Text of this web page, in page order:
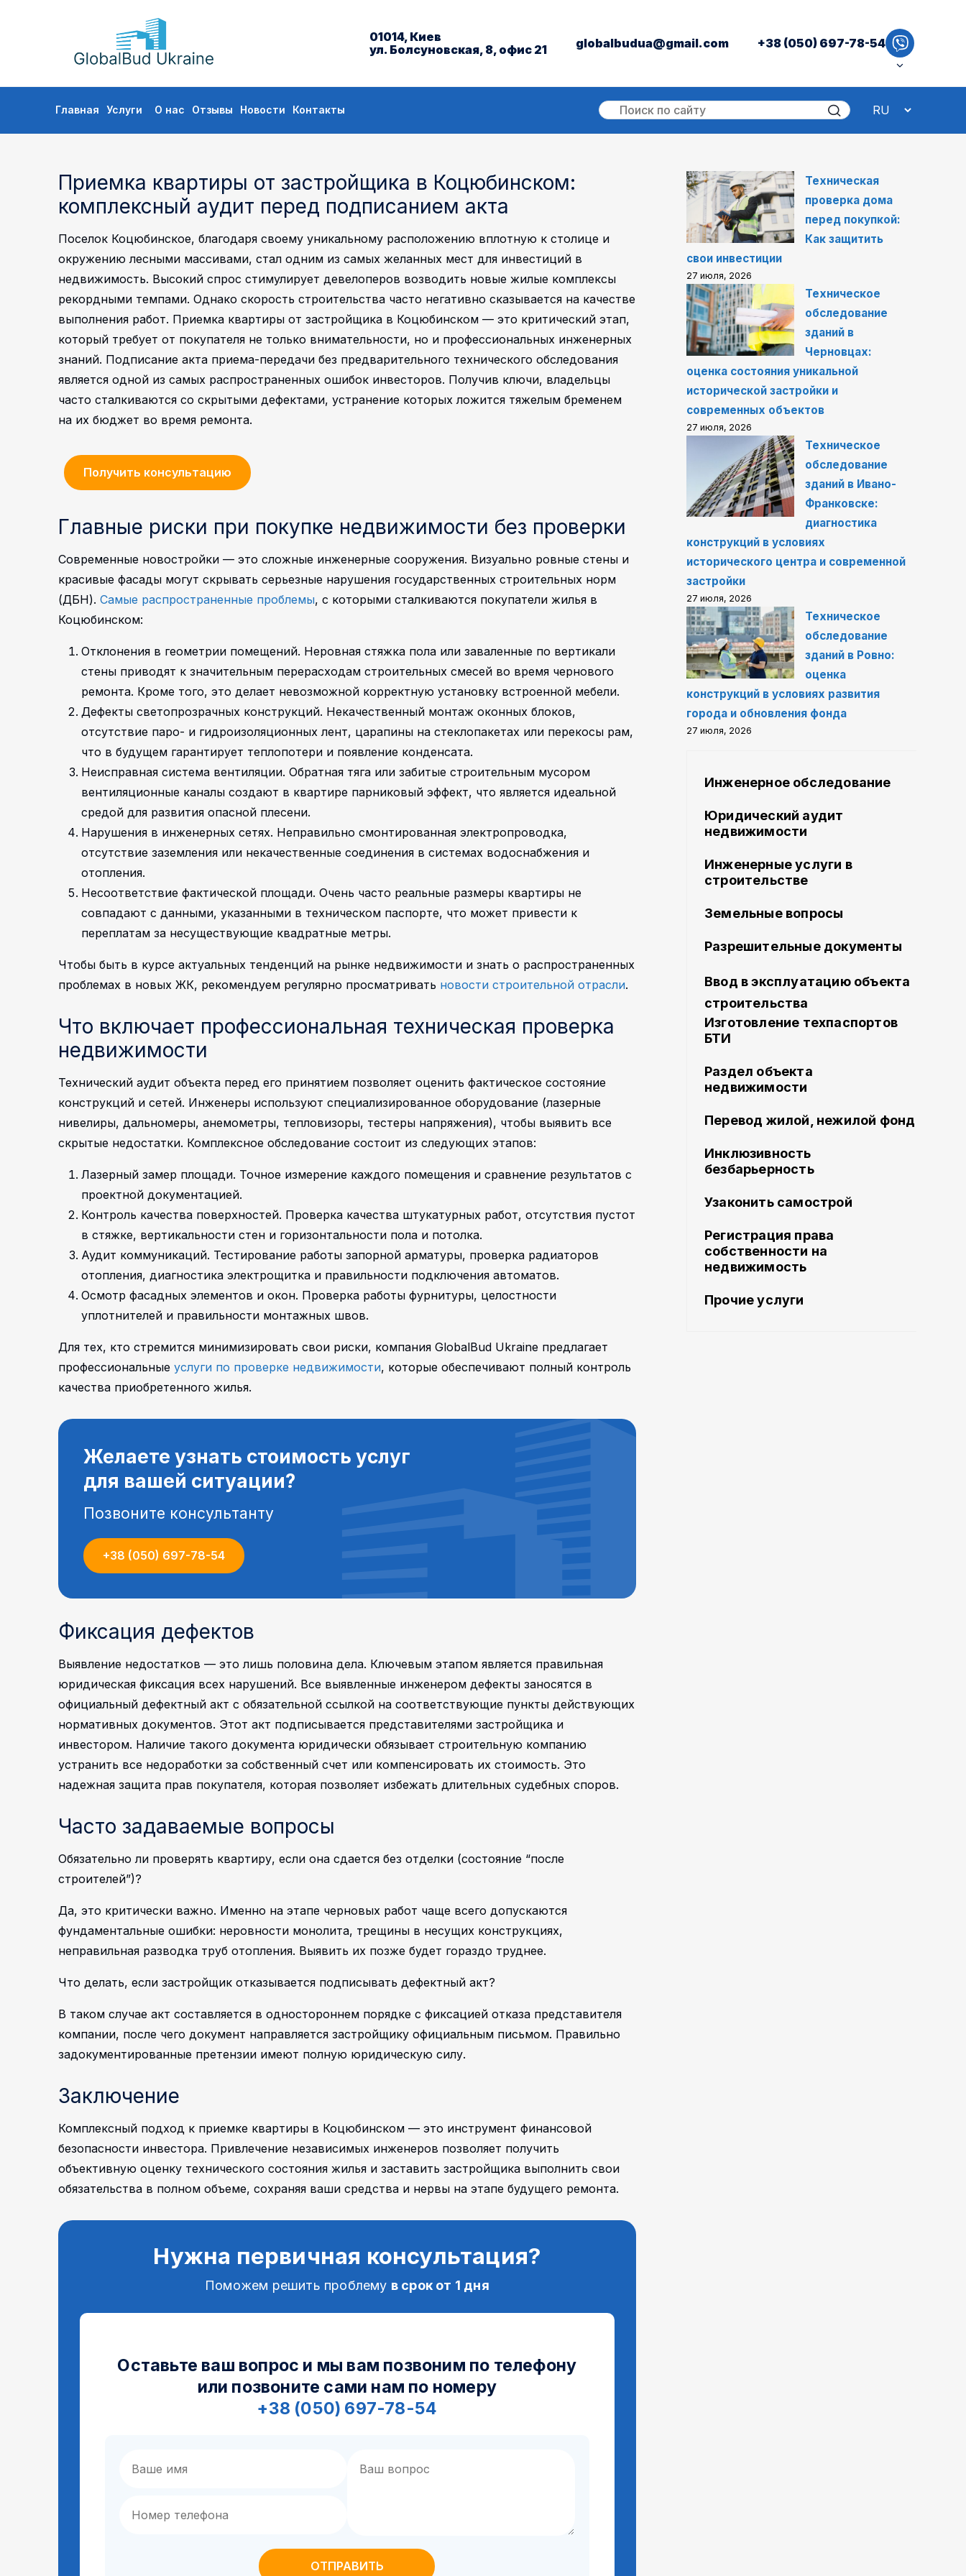
01014, Киев
ул. Болсуновская, 8, офис 21
globalbudua@gmail.com +38 (050) 697-78-54
Перейти
к
содержимому
Главная Услуги О нас Отзывы Новости Контакты
Приемка квартиры от застройщика в Коцюбинском:
комплексный аудит перед подписанием акта
Поселок Коцюбинское, благодаря своему уникальному расположению вплотную к столице и
окружению лесными массивами, стал одним из самых желанных мест для инвестиций в
недвижимость. Высокий спрос стимулирует девелоперов возводить новые жилые комплексы
рекордными темпами. Однако скорость строительства часто негативно сказывается на качестве
выполнения работ. Приемка квартиры от застройщика в Коцюбинском — это критический этап,
который требует от покупателя не только внимательности, но и профессиональных инженерных
знаний. Подписание акта приема-передачи без предварительного технического обследования
является одной из самых распространенных ошибок инвесторов. Получив ключи, владельцы
часто сталкиваются со скрытыми дефектами, устранение которых ложится тяжелым бременем
на их бюджет во время ремонта.
Получить консультацию
Главные риски при покупке недвижимости без проверки
Современные новостройки — это сложные инженерные сооружения. Визуально ровные стены и
красивые фасады могут скрывать серьезные нарушения государственных строительных норм
(ДБН).Самые распространенные проблемы, с которыми сталкиваются покупатели жилья в
Коцюбинском:
Отклонения в геометрии помещений. Неровная стяжка пола или заваленные по вертикали
стены приводят к значительным перерасходам строительных смесей во время чернового
ремонта. Кроме того, это делает невозможной корректную установку встроенной мебели.
Дефекты светопрозрачных конструкций. Некачественный монтаж оконных блоков,
отсутствие паро- и гидроизоляционных лент, царапины на стеклопакетах или перекосы рам,
что в будущем гарантирует теплопотери и появление конденсата.
Неисправная система вентиляции. Обратная тяга или забитые строительным мусором
вентиляционные каналы создают в квартире парниковый эффект, что является идеальной
средой для развития опасной плесени.
Нарушения в инженерных сетях. Неправильно смонтированная электропроводка,
отсутствие заземления или некачественные соединения в системах водоснабжения и
отопления.
Несоответствие фактической площади. Очень часто реальные размеры квартиры не
совпадают с данными, указанными в техническом паспорте, что может привести к
переплатам за несуществующие квадратные метры.
Чтобы быть в курсе актуальных тенденций на рынке недвижимости и знать о распространенных
проблемах в новых ЖК, рекомендуем регулярно просматривать новости строительной отрасли.
Что включает профессиональная техническая проверка
недвижимости
Технический аудит объекта перед его принятием позволяет оценить фактическое состояние
конструкций и сетей. Инженеры используют специализированное оборудование (лазерные
нивелиры, дальномеры, анемометры, тепловизоры, тестеры напряжения), чтобы выявить все
скрытые недостатки. Комплексное обследование состоит из следующих этапов:
Лазерный замер площади. Точное измерение каждого помещения и сравнение результатов с
проектной документацией.
Контроль качества поверхностей. Проверка качества штукатурных работ, отсутствия пустот
в стяжке, вертикальности стен и горизонтальности пола и потолка.
Аудит коммуникаций. Тестирование работы запорной арматуры, проверка радиаторов
отопления, диагностика электрощитка и правильности подключения автоматов.
Осмотр фасадных элементов и окон. Проверка работы фурнитуры, целостности
уплотнителей и правильности монтажных швов.
Для тех, кто стремится минимизировать свои риски, компания GlobalBud Ukraine предлагает
профессиональные услуги по проверке недвижимости, которые обеспечивают полный контроль
качества приобретенного жилья.
Желаете узнать стоимость услуг
для вашей ситуации?
Позвоните консультанту
+38 (050) 697-78-54
Фиксация дефектов
Выявление недостатков — это лишь половина дела. Ключевым этапом является правильная
юридическая фиксация всех нарушений. Все выявленные инженером дефекты заносятся в
официальный дефектный акт с обязательной ссылкой на соответствующие пункты действующих
нормативных документов. Этот акт подписывается представителями застройщика и
инвестором. Наличие такого документа юридически обязывает строительную компанию
устранить все недоработки за собственный счет или компенсировать их стоимость. Это
надежная защита прав покупателя, которая позволяет избежать длительных судебных споров.
Часто задаваемые вопросы
Обязательно ли проверять квартиру, если она сдается без отделки (состояние “после
строителей”)?
Да, это критически важно. Именно на этапе черновых работ чаще всего допускаются
фундаментальные ошибки: неровности монолита, трещины в несущих конструкциях,
неправильная разводка труб отопления. Выявить их позже будет гораздо труднее.
Что делать, если застройщик отказывается подписывать дефектный акт?
В таком случае акт составляется в одностороннем порядке с фиксацией отказа представителя
компании, после чего документ направляется застройщику официальным письмом. Правильно
задокументированные претензии имеют полную юридическую силу.
Заключение
Комплексный подход к приемке квартиры в Коцюбинском — это инструмент финансовой
безопасности инвестора. Привлечение независимых инженеров позволяет получить
объективную оценку технического состояния жилья и заставить застройщика выполнить свои
обязательства в полном объеме, сохраняя ваши средства и нервы на этапе будущего ремонта.
Нужна первичная консультация?
Поможем решить проблему в срок от 1 дня
Оставьте ваш вопрос и мы вам позвоним по телефону
или позвоните сами нам по номеру
+38 (050) 697-78-54
Техническая
проверка дома
перед покупкой:
Как защитить
свои инвестиции
27 июля, 2026
Техническое
обследование
зданий в
Черновцах:
оценка состояния уникальной
исторической застройки и
современных объектов
27 июля, 2026
Техническое
обследование
зданий в Ивано-
Франковске:
диагностика
конструкций в условиях
исторического центра и современной
застройки
27 июля, 2026
Техническое
обследование
зданий в Ровно:
оценка
конструкций в условиях развития
города и обновления фонда
27 июля, 2026
Инженерное обследование
Юридический аудит
недвижимости
Инженерные услуги в
строительстве
Земельные вопросы
Разрешительные документы
Ввод в эксплуатацию объекта
строительства
Изготовление техпаспортов
БТИ
Раздел объекта
недвижимости
Перевод жилой, нежилой фонд
Инклюзивность
безбарьерность
Узаконить самострой
Регистрация права
собственности на
недвижимость
Прочие услуги